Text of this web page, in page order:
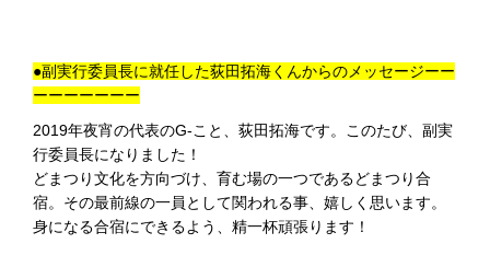
●副実行委員長に就任した荻田拓海くんからのメッセージーー
ーーーーーーー
2019年夜宵の代表のG-こと、荻田拓海です。このたび、副実
行委員長になりました！
どまつり文化を方向づけ、育む場の一つであるどまつり合
宿。その最前線の一員として関われる事、嬉しく思います。
身になる合宿にできるよう、精一杯頑張ります！